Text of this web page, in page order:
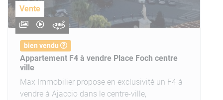
Vente
bien vendu
Appartement F4 à vendre Place Foch centre
ville
Max Immobilier propose en exclusivité un F4 à
vendre à Ajaccio dans le centre-ville,